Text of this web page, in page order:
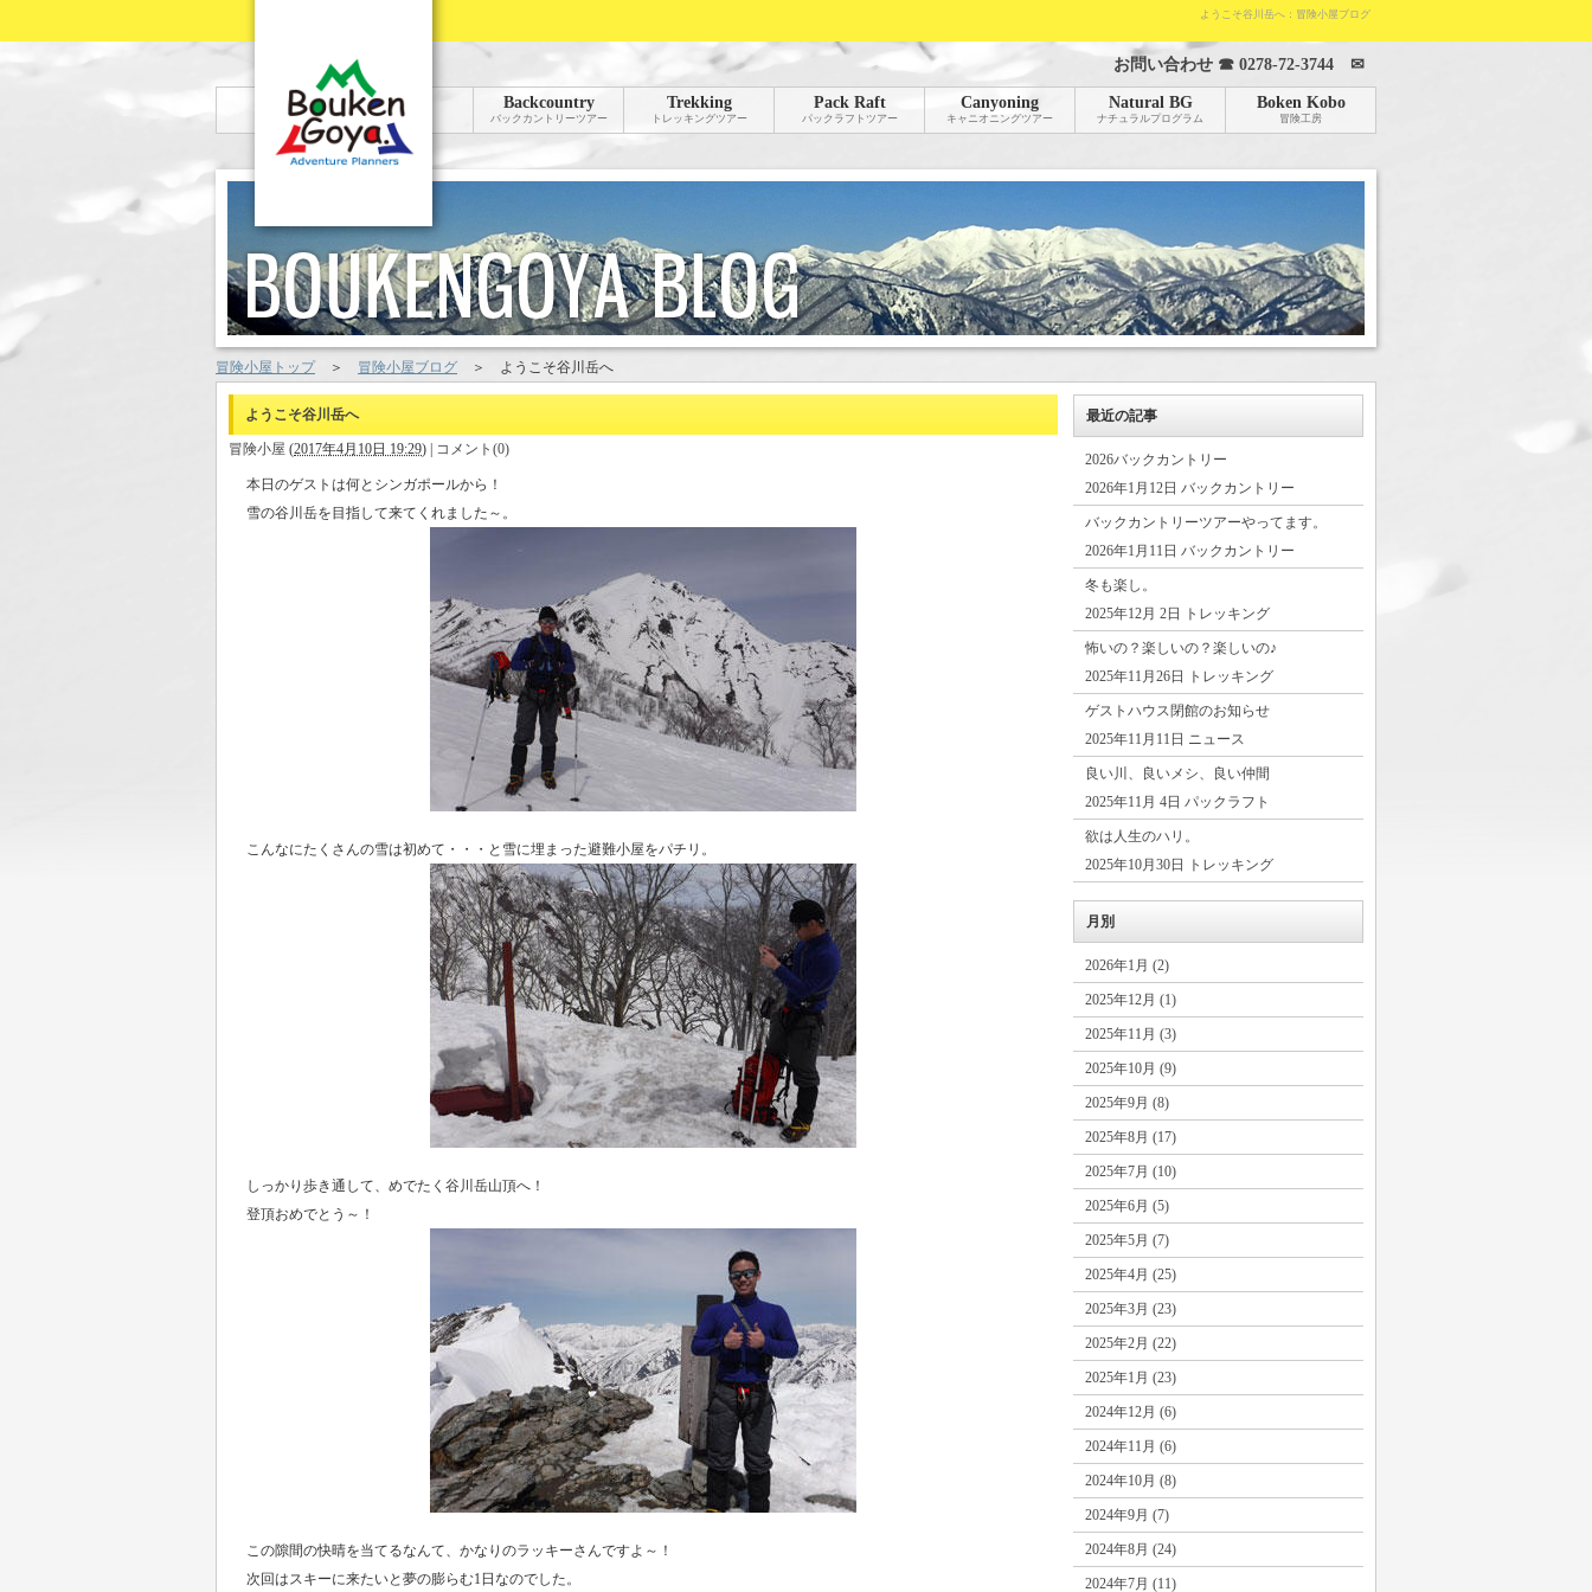
ようこそ谷川岳へ：冒険小屋ブログ
お問い合わせ ☎ 0278-72-3744 ✉
Backcountry
バックカントリーツアー
Trekking
トレッキングツアー
Pack Raft
パックラフトツアー
Canyoning
キャニオニングツアー
Natural BG
ナチュラルプログラム
Boken Kobo
冒険工房
冒険小屋トップ＞ 冒険小屋ブログ ＞ ようこそ谷川岳へ
ようこそ谷川岳へ
冒険小屋 (2017年4月10日 19:29) コメント(0)
本日のゲストは何とシンガポールから！
雪の谷川岳を目指して来てくれました～。
こんなにたくさんの雪は初めて・・・と雪に埋まった避難小屋をパチリ。
しっかり歩き通して、めでたく谷川岳山頂へ！
登頂おめでとう～！
この隙間の快晴を当てるなんて、かなりのラッキーさんですよ～！
次回はスキーに来たいと夢の膨らむ1日なのでした。
最近の記事
2026バックカントリー
2026年1月12日 バックカントリー
バックカントリーツアーやってます。
2026年1月11日 バックカントリー
冬も楽し。
2025年12月 2日 トレッキング
怖いの？楽しいの？楽しいの♪
2025年11月26日 トレッキング
ゲストハウス閉館のお知らせ
2025年11月11日 ニュース
良い川、良いメシ、良い仲間
2025年11月 4日 パックラフト
欲は人生のハリ。
2025年10月30日 トレッキング
月別
2026年1月 (2)
2025年12月 (1)
2025年11月 (3)
2025年10月 (9)
2025年9月 (8)
2025年8月 (17)
2025年7月 (10)
2025年6月 (5)
2025年5月 (7)
2025年4月 (25)
2025年3月 (23)
2025年2月 (22)
2025年1月 (23)
2024年12月 (6)
2024年11月 (6)
2024年10月 (8)
2024年9月 (7)
2024年8月 (24)
2024年7月 (11)